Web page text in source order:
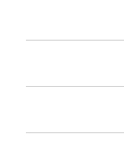
principal